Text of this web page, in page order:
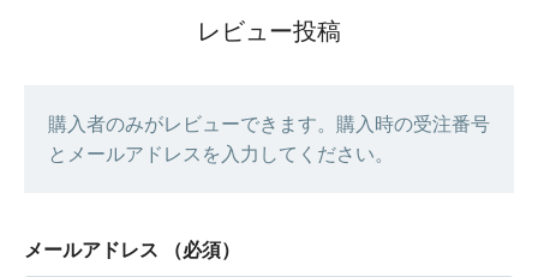
レビュー投稿
購入者のみがレビューできます。購入時の受注番号
とメールアドレスを入力してください。
メールアドレス （必須）